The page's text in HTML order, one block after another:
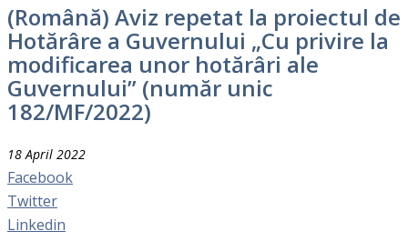
(Română) Aviz repetat la proiectul de
Hotărâre a Guvernului „Cu privire la
modificarea unor hotărâri ale
Guvernului” (număr unic
182/MF/2022)
18 April 2022
Facebook
Twitter
Linkedin